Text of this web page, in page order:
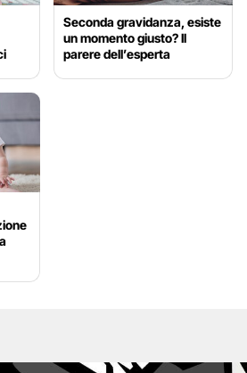
Seconda gravidanza, esiste
un momento giusto? Il
parere dell’esperta